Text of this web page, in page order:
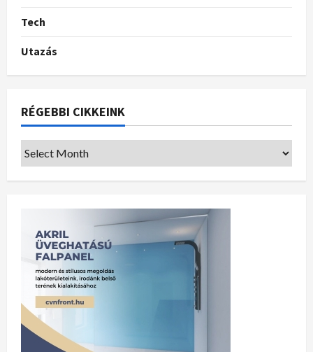
Tech
Utazás
RÉGEBBI CIKKEINK